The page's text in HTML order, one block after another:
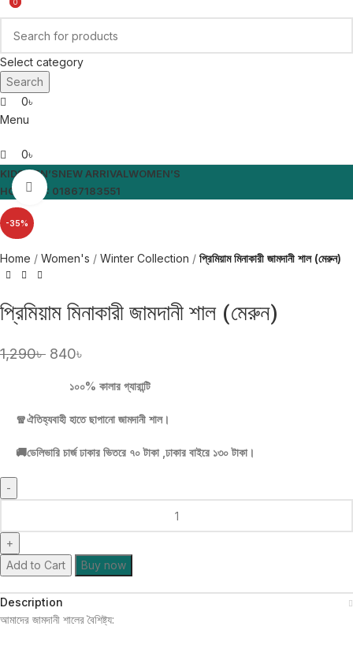
Select category
Search
0
0৳
Menu
0
0৳
KIDSMEN’SNEW ARRIVAL WOMEN’S
HOTLINE: 01867183551
-35%
Click to enlarge
Home Women's Winter Collection প্রিমিয়াম মিনাকারী জামদানী শাল (মেরুন)
প্রিমিয়াম মিনাকারী জামদানী শাল (মেরুন)
1,290৳ 840৳
১০০% কালার গ্যারান্টি
🧣ঐতিহ্যবাহী হাতে ছাপানো জামদানী শাল।
🚚ডেলিভারি চার্জ ঢাকার ভিতরে ৭০ টাকা ,ঢাকার বাইরে ১৩০ টাকা।
Add to Cart Buy now
Description
আমাদের জামদানী শালের বৈশিষ্ট্য: